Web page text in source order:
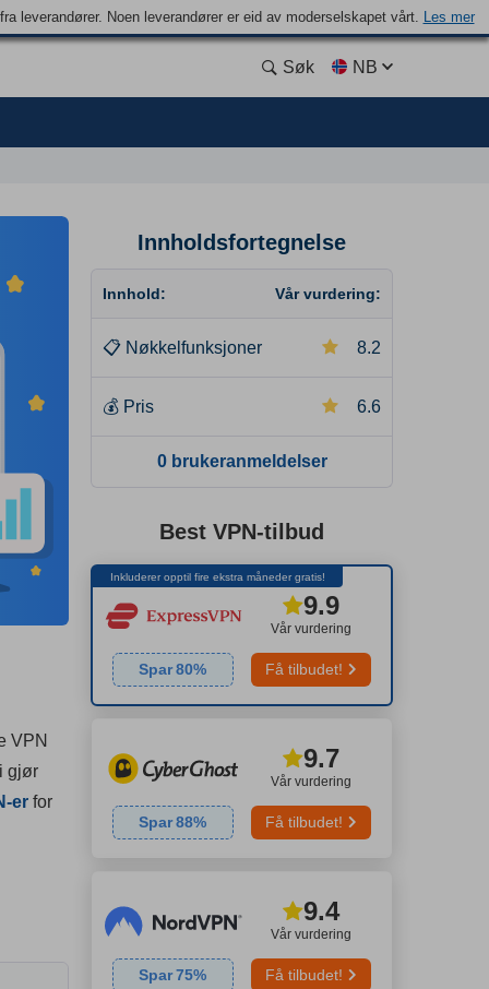
leverandører. Noen leverandører er eid av moderselskapet vårt. Les mer
Søk NB
VPN
gjør
er for
Innholdsfortegnelse
Innhold: Vår vurdering:
📋 Nøkkelfunksjoner 8.2
💰 Pris 6.6
0 brukeranmeldelser
Best VPN-tilbud
Inkluderer opptil fire ekstra måneder gratis!
Vår vurdering
9.9
Spar80% Få tilbudet!
Vår vurdering
9.7
Spar88% Få tilbudet!
Vår vurdering
9.4
Spar75% Få tilbudet!